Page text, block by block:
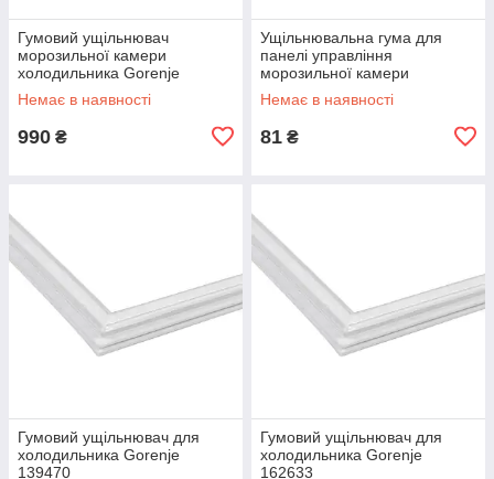
Гумовий ущільнювач
морозильної камери
холодильника Gorenje
630x510mm 162629
Немає в наявності
990 ₴
Ущільнювальна гума для
панелі управління
морозильної камери
Electrolux 2914834003
Немає в наявності
81 ₴
Гумовий ущільнювач для
холодильника Gorenje
139470
Гумовий ущільнювач для
холодильника Gorenje
162633